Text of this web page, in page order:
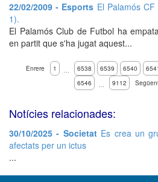
22/02/2009 - Esports El Palamós
1).
El Palamós Club de Futbol ha
en partit que s'ha jugat aquest...
Enrere 1 … 6538 6539 6540
6546
… 9112
Notícies relacionades:
30/10/2025 - SocietatEs crea un
afectats per un ictus
...